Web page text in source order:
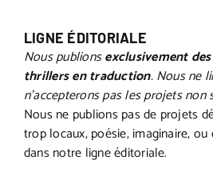
LIGNE ÉDITORIALE
Nous publionsexclusivement
thrillers en traduction. Nous ne
n’accepterons pasles projets non
Nous ne publions pas de projets
trop locaux, poésie, imaginaire,
dans notre ligne éditoriale.